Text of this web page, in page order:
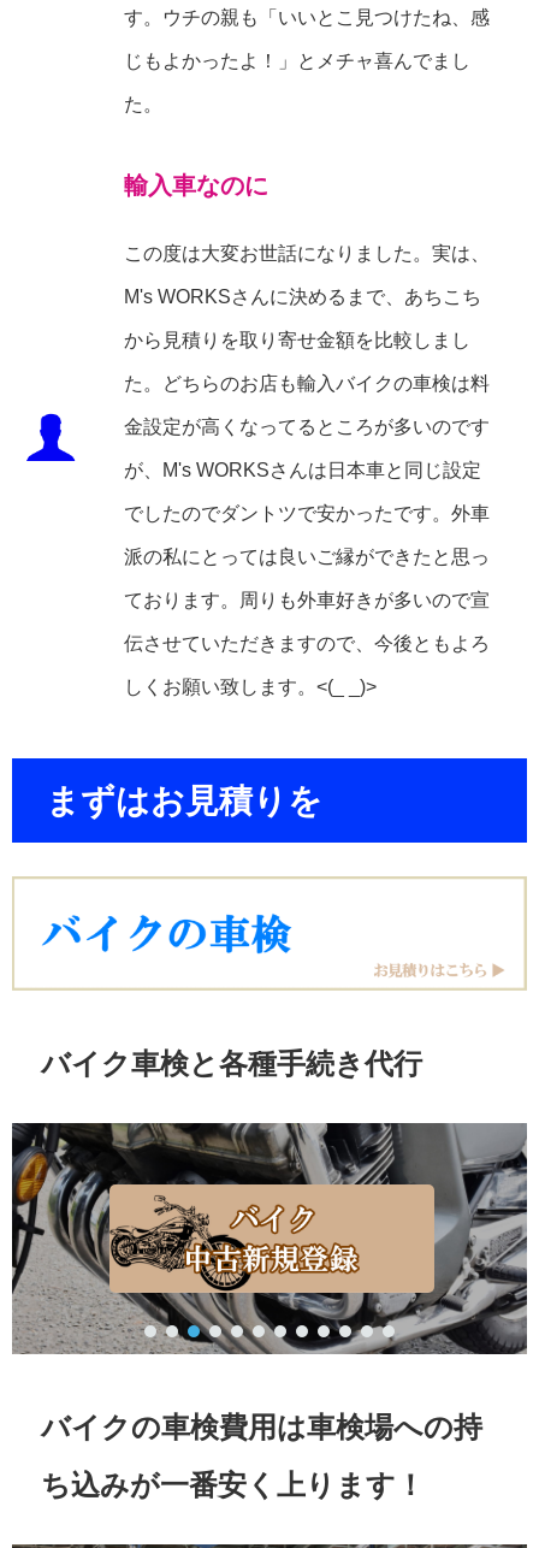
す。ウチの親も「いいとこ見つけたね、感
じもよかったよ！」とメチャ喜んでまし
た。
輸入車なのに
この度は大変お世話になりました。実は、
M's WORKSさんに決めるまで、あちこち
から見積りを取り寄せ金額を比較しまし
た。どちらのお店も輸入バイクの車検は料
金設定が高くなってるところが多いのです
が、M's WORKSさんは日本車と同じ設定
でしたのでダントツで安かったです。外車
派の私にとっては良いご縁ができたと思っ
ております。周りも外車好きが多いので宣
伝させていただきますので、今後ともよろ
しくお願い致します。<(_ _)>
まずはお見積りを
バイク車検と各種手続き代行
バイクの車検費用は車検場への持
ち込みが一番安く上ります！